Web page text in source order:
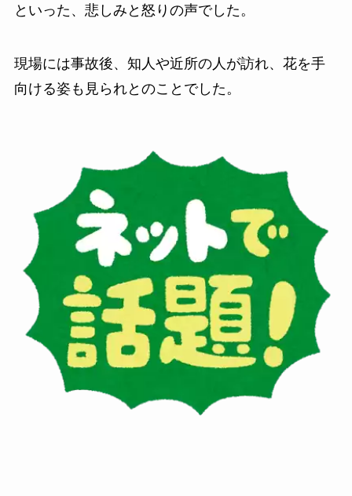
といった、悲しみと怒りの声でした。
現場には事故後、知人や近所の人が訪れ、花を手
向ける姿も見られとのことでした。